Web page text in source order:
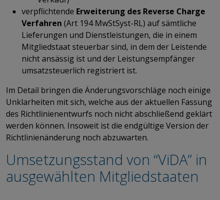
verpflichtende Erweiterung des Reverse Charge
Verfahren (Art 194 MwStSyst-RL) auf sämtliche
Lieferungen und Dienstleistungen, die in einem
Mitgliedstaat steuerbar sind, in dem der Leistende
nicht ansässig ist und der Leistungsempfänger
umsatzsteuerlich registriert ist.
Im Detail bringen die Änderungsvorschläge noch einige
Unklarheiten mit sich, welche aus der aktuellen Fassung
des Richtlinienentwurfs noch nicht abschließend geklärt
werden können. Insoweit ist die endgültige Version der
Richtlinienänderung noch abzuwarten.
Umsetzungsstand von “ViDA” in
ausgewählten Mitgliedstaaten